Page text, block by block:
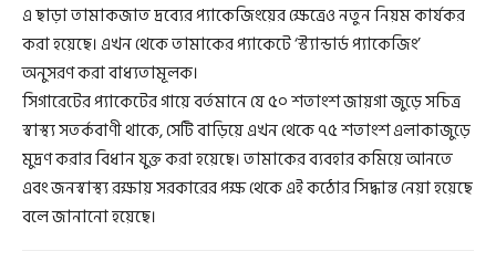
এ ছাড়া তামাকজাত দ্রব্যের প্যাকেজিংয়ের ক্ষেত্রেও নতুন নিয়ম কার্যকর
করা হয়েছে। এখন থেকে তামাকের প্যাকেটে ‘স্ট্যান্ডার্ড প্যাকেজিং’
অনুসরণ করা বাধ্যতামূলক।
সিগারেটের প্যাকেটের গায়ে বর্তমানে যে ৫০ শতাংশ জায়গা জুড়ে সচিত্র
স্বাস্থ্য সতর্কবাণী থাকে, সেটি বাড়িয়ে এখন থেকে ৭৫ শতাংশ এলাকাজুড়ে
মুদ্রণ করার বিধান যুক্ত করা হয়েছে। তামাকের ব্যবহার কমিয়ে আনতে
এবং জনস্বাস্থ্য রক্ষায় সরকারের পক্ষ থেকে এই কঠোর সিদ্ধান্ত নেয়া হয়েছে
বলে জানানো হয়েছে।